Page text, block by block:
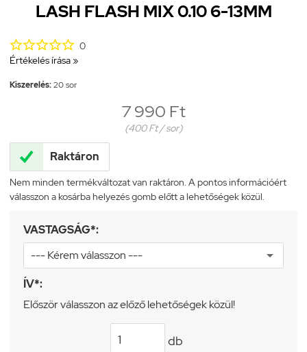
LASH FLASH MIX 0.10 6-13MM
 0
Értékelés írása »
Kiszerelés:20 sor
7 990 Ft
(400 Ft / sor)
 Raktáron
Nem minden termékváltozat van raktáron. A pontos információért
válasszon a kosárba helyezés gomb előtt a lehetőségek közül.
VASTAGSÁG*:
ÍV*:
Először válasszon az előző lehetőségek közül!
db